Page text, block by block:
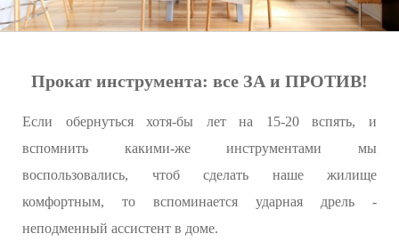
Прокат инструмента: все ЗА и ПРОТИВ!
Если обернуться хотя-бы лет на 15-20 вспять, и
вспомнить какими-же инструментами мы
воспользовались, чтоб сделать наше жилище
комфортным, то вспоминается ударная дрель -
неподменный ассистент в доме.